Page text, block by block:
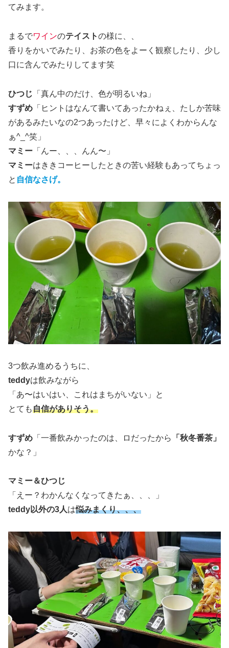
てみます。
まるでワインのテイストの様に、、
香りをかいでみたり、お茶の色をよーく観察したり、少し
口に含んでみたりしてます笑
ひつじ 「真ん中のだけ、色が明るいね」
すずめ 「ヒントはなんて書いてあったかねぇ、たしか苦味
があるみたいなの2つあったけど、早々によくわからんな
ぁ^_^笑」
マミー 「んー、、、んん〜」
マミーはききコーヒーしたときの苦い経験もあってちょっ
と 自信なさげ。
3つ飲み進めるうちに、
teddyは飲みながら
「あ〜はいはい、これはまちがいない」と
とても自信がありそう。
すずめ 「一番飲みかったのは、ロだったから
「秋冬番茶」
かな？」
マミー＆ひつじ
「えー？わかんなくなってきたぁ、、、」
teddy以外の3人は悩みまくり、、、